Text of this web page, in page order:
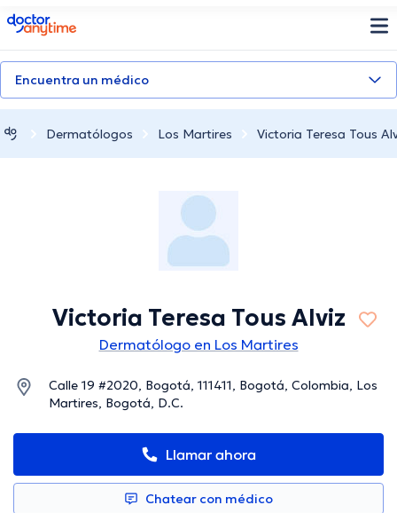
doctoranytime
Encuentra un médico
Dermatólogos Los Martires Victoria Teresa Tous
Victoria Teresa Tous Alviz
Dermatólogo en Los Martires
Calle 19 #2020, Bogotá, 111411, Bogotá, Colombia, Los
Martires, Bogotá, D.C.
Llamar ahora
Chatear con médico